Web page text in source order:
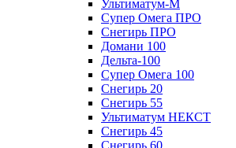
Ультиматум-M
Супер Омега ПРО
Снегирь ПРО
Домани 100
Дельта-100
Супер Омега 100
Снегирь 20
Снегирь 55
Ультиматум НЕКСТ
Снегирь 45